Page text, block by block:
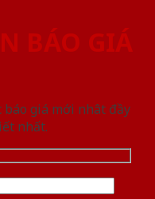
BÁO GIÁ
giá mới nhât đầy
nhất.